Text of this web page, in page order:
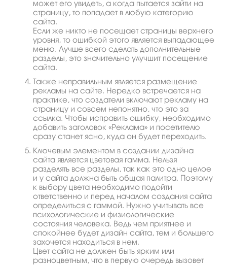
может его увидеть, а когда пытается зайти на
страницу, то попадает в любую категорию
сайта.
Если же никто не посещает страницы верхнего
уровня, то ошибкой этого является выпадающее
меню. Лучше всего сделать дополнительные
разделы, это значительно улучшит посещение
сайта.
Также неправильным является размещение
рекламы на сайте. Нередко встречается на
практике, что создатели включают рекламу на
страницу и совсем непонятно, что это за
ссылка. Чтобы исправить ошибку, необходимо
добавить заголовок «Реклама» и посетителю
сразу станет ясно, куда он будет переходить.
Ключевым элементом в создании дизайна
сайта является цветовая гамма. Нельзя
разделять все разделы, так как это одно целое
и у сайта должна быть общая палитра. Поэтому
к выбору цвета необходимо подойти
ответственно и перед началом создания сайта
определиться с гаммой. Нужно учитывать все
психологические и физиологические
состояния человека. Ведь чем приятнее и
спокойнее будет дизайн сайта, тем и большего
захочется находиться в нем.
Цвет сайта не должен быть ярким или
разноцветным, что в первую очередь вызовет